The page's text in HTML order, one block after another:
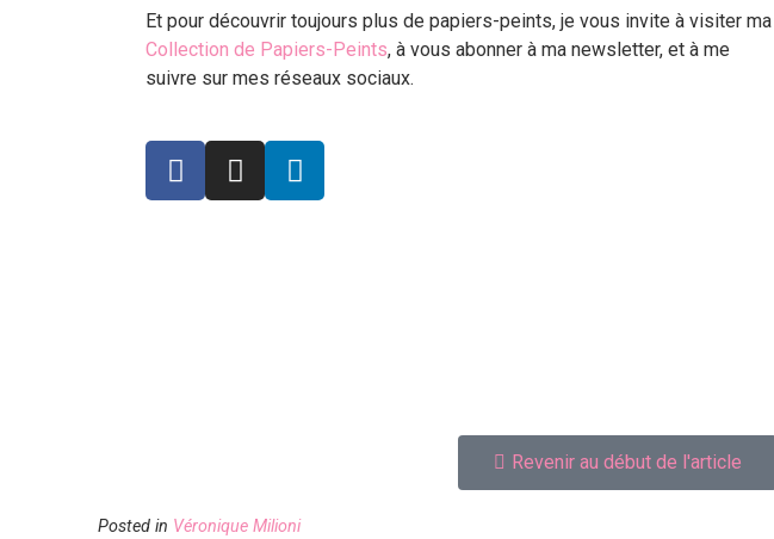
Et pour découvrir toujours plus de papiers-peints, je vous invite à visiter ma
Collection de Papiers-Peints, à vous abonner à ma newsletter, et à me
suivre sur mes réseaux sociaux.
Revenir au début de l'article
Posted in Véronique Milioni